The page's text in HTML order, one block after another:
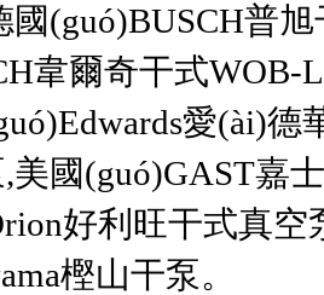
國(guó)BUSCH普
韋爾奇干式WOB-
愛(ài)
國(guó)GAST嘉
好利旺干式真
樫山干泵。